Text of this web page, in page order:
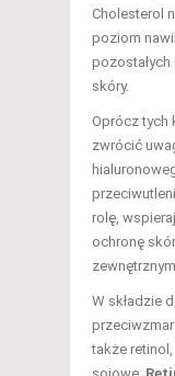
Cholesterol
poziom
pozostałych
skóry.
Oprócz tych
zwrócić
rolę,
ochronę
W składzie
także